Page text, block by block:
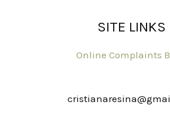
SITE LINKS
Online Complaints